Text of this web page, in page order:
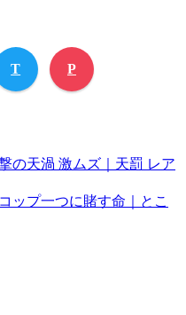
T P
の天渦 激ムズ｜天罰 レア
ップ一つに賭す命｜とこ